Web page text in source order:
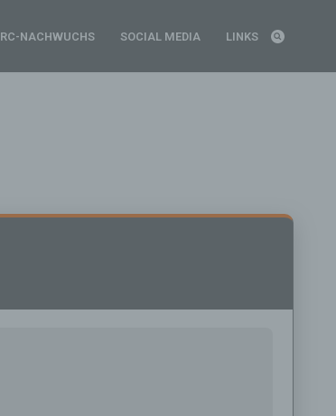
RC-NACHWUCHS SOCIAL MEDIA LINKS